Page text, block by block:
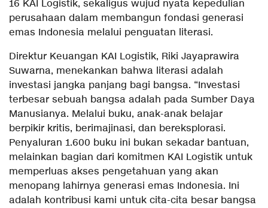
16 KAI Logistik, sekaligus wujud nyata kepedulian
perusahaan dalam membangun fondasi generasi
emas Indonesia melalui penguatan literasi.
Direktur Keuangan KAI Logistik, Riki Jayaprawira
Suwarna, menekankan bahwa literasi adalah
investasi jangka panjang bagi bangsa. “Investasi
terbesar sebuah bangsa adalah pada Sumber Daya
Manusianya. Melalui buku, anak-anak belajar
berpikir kritis, berimajinasi, dan bereksplorasi.
Penyaluran 1.600 buku ini bukan sekadar bantuan,
melainkan bagian dari komitmen KAI Logistik untuk
memperluas akses pengetahuan yang akan
menopang lahirnya generasi emas Indonesia. Ini
adalah kontribusi kami untuk cita-cita besar bangsa